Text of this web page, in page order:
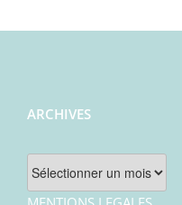
ARCHIVES
Archives